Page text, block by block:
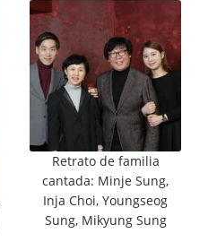
Retrato de familia
cantada: Minje Sung,
Inja Choi, Youngseog
Sung, Mikyung Sung